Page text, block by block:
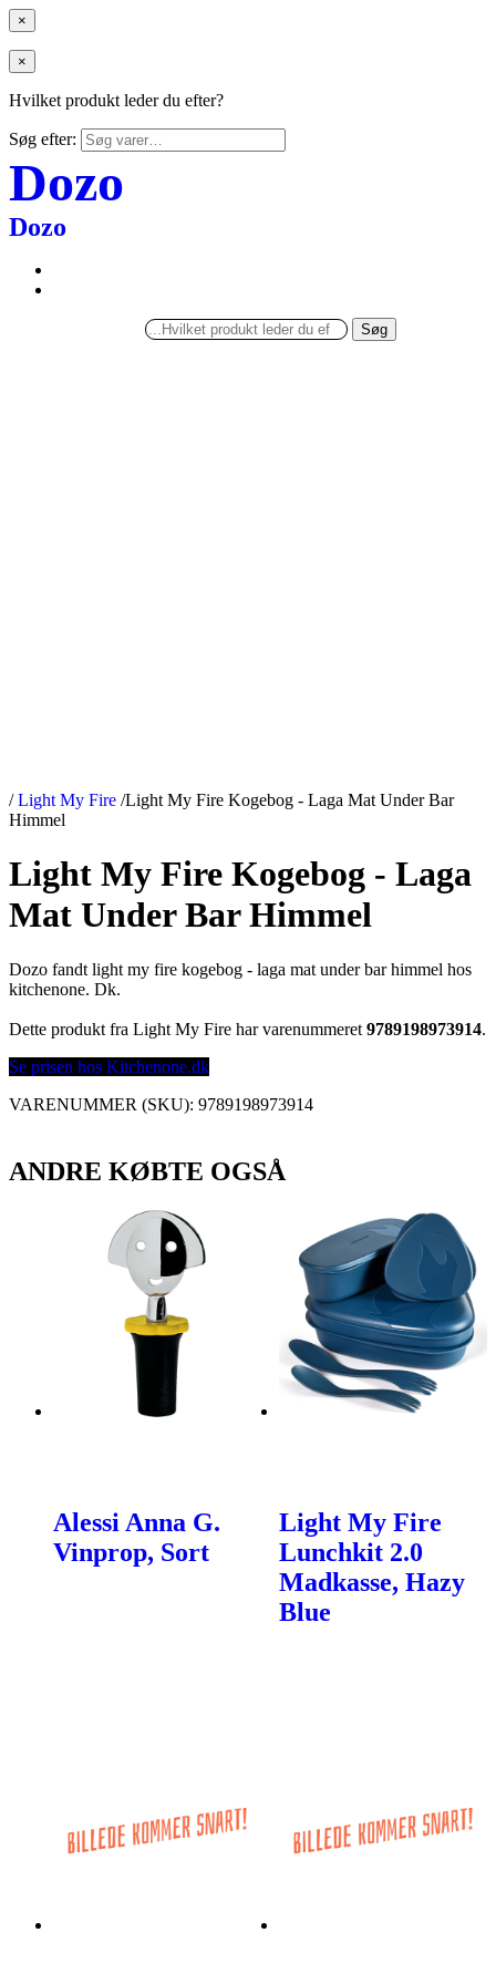
×
×
Hvilket produkt leder du efter?
Søg efter:
Dozo
Dozo
Søg
/ Light My Fire /Light My Fire Kogebog - Laga Mat Under Bar
Himmel
Light My Fire Kogebog - Laga
Mat Under Bar Himmel
Dozo fandt light my fire kogebog - laga mat under bar himmel hos
kitchenone. Dk.
Dette produkt fra Light My Fire har varenummeret 9789198973914.
Se prisen hos Kitchenone.dk
VARENUMMER (SKU): 9789198973914
ANDRE KØBTE OGSÅ
Alessi Anna G.
Vinprop, Sort
Light My Fire
Lunchkit 2.0
Madkasse, Hazy
Blue